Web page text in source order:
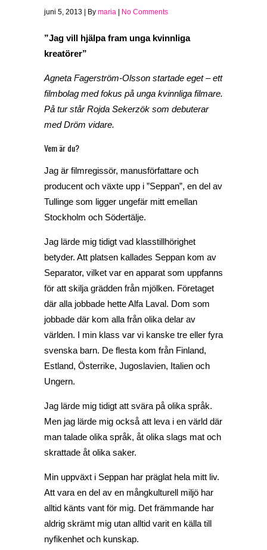
juni 5, 2013 | By maria No Comments
”Jag vill hjälpa fram unga kvinnliga
kreatörer”
Agneta Fagerström-Olsson startade eget – ett
filmbolag med fokus på unga kvinnliga filmare.
På tur står Rojda Sekerzök som debuterar
med Dröm vidare.
Vem är du?
Jag är filmregissör, manusförfattare och
producent och växte upp i ”Seppan”, en del av
Tullinge som ligger ungefär mitt emellan
Stockholm och Södertälje.
Jag lärde mig tidigt vad klasstillhörighet
betyder. Att platsen kallades Seppan kom av
Separator, vilket var en apparat som uppfanns
för att skilja grädden från mjölken. Företaget
där alla jobbade hette Alfa Laval. Dom som
jobbade där kom alla från olika delar av
världen. I min klass var vi kanske tre eller fyra
svenska barn. De flesta kom från Finland,
Estland, Österrike, Jugoslavien, Italien och
Ungern.
Jag lärde mig tidigt att svära på olika språk.
Men jag lärde mig också att leva i en värld där
man talade olika språk, åt olika slags mat och
skrattade åt olika saker.
Min uppväxt i Seppan har präglat hela mitt liv.
Att vara en del av en mångkulturell miljö har
alltid känts vant för mig. Det främmande har
aldrig skrämt mig utan alltid varit en källa till
nyfikenhet och kunskap.